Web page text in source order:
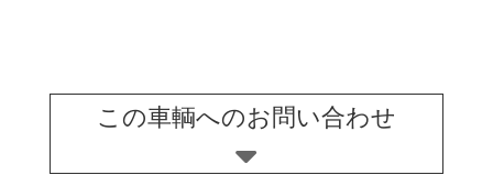
この車輌へのお問い合わせ